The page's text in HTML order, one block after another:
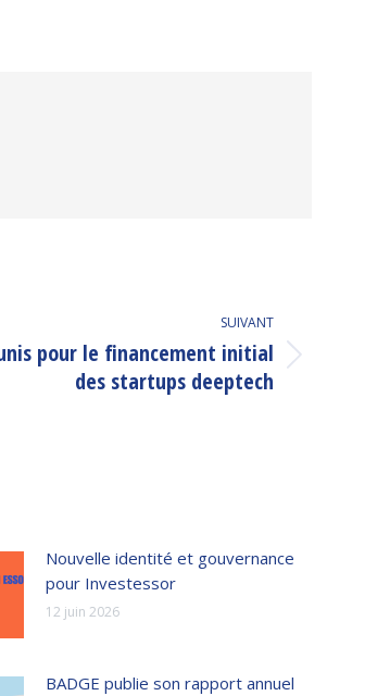
SUIVANT
pour le financement initial
des startups deeptech
Nouvelle identité et gouvernance
pour Investessor
12 juin 2026
BADGE publie son rapport annuel